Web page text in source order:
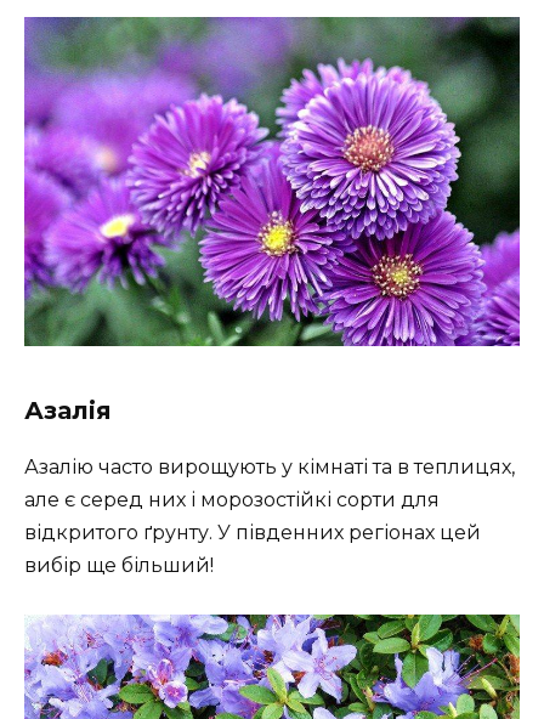
Азалія
Азалію часто вирощують у кімнаті та в теплицях,
але є серед них і морозостійкі сорти для
відкритого ґрунту. У південних регіонах цей
вибір ще більший!